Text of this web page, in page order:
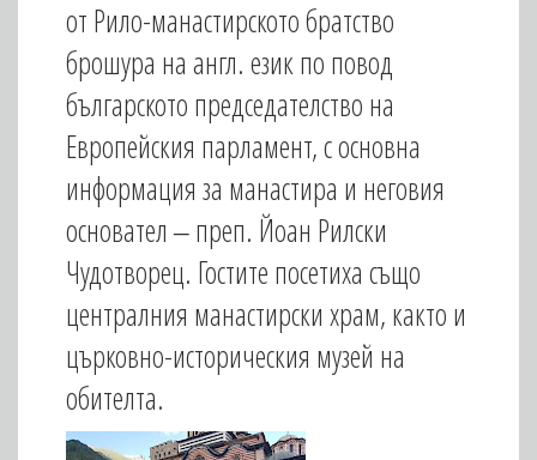
от Рило-манастирското братство
брошура на англ. език по повод
българското председателство на
Европейския парламент, с основна
информация за манастира и неговия
основател ‒ преп. Йоан Рилски
Чудотворец. Гостите посетиха също
централния манастирски храм, както и
църковно-историческия музей на
обителта.